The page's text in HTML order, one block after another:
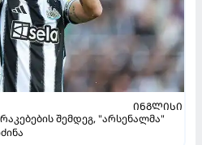
ᲘᲜᲒᲚᲘᲡᲘ
შემდეგ, "არსენალმა"